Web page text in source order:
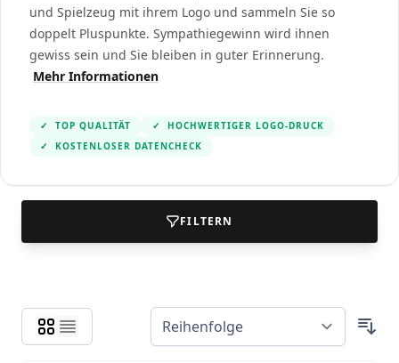
und Spielzeug mit ihrem Logo und sammeln Sie so
doppelt Pluspunkte. Sympathiegewinn wird ihnen
gewiss sein und Sie bleiben in guter Erinnerung.
Mehr Informationen
✓ TOP QUALITÄT ✓
HOCHWERTIGER LOGO-DRUCK
✓
KOSTENLOSER DATENCHECK
FILTERN